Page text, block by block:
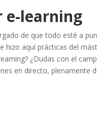
e-learning
de que todo esté a
aquí prácticas del
¿Dudas con el
en directo, plenamente